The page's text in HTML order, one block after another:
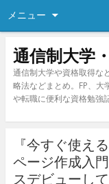
メニュー
通信制大学
通信制大学や資格取得な
略法などまとめ。FP、
や転職に便利な資格勉強
『今すぐ使
ページ作成入
スデビューし